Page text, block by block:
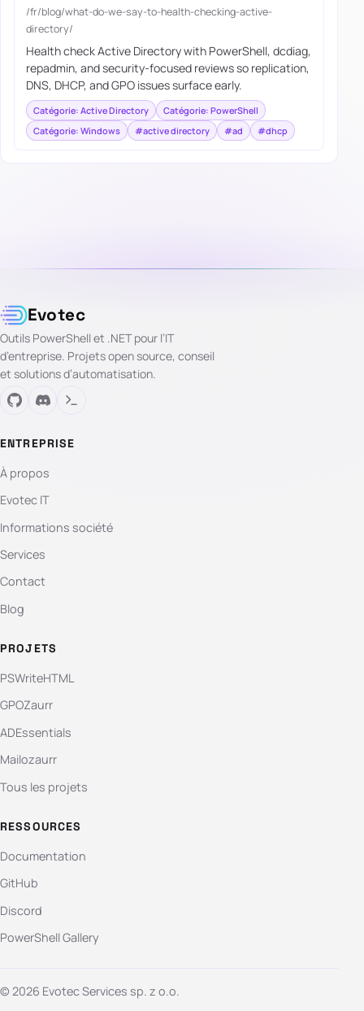
/fr/blog/what-do-we-say-to-health-checking-active-
directory/
Health check Active Directory with PowerShell, dcdiag,
repadmin, and security-focused reviews so replication,
DNS, DHCP, and GPO issues surface early.
Catégorie: Active Directory
Catégorie: PowerShell
Catégorie: Windows
#active directory #ad #dhcp
Evotec
Outils PowerShell et .NET pour l’IT
d’entreprise. Projets open source, conseil
et solutions d’automatisation.
ENTREPRISE
À propos
Evotec IT
Informations société
Services
Contact
Blog
PROJETS
PSWriteHTML
GPOZaurr
ADEssentials
Mailozaurr
Tous les projets
RESSOURCES
Documentation
GitHub
Discord
PowerShell Gallery
© 2026 Evotec Services sp. z o.o.